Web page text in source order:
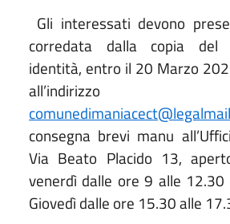
Gli interessati devono
corredata dalla copia del
identità, entro il 20 Marzo
all’indirizzo
consegna brevi manu
Via Beato Placido 13,
venerdì dalle ore 9 alle
Giovedì dalle ore 15.30 alle